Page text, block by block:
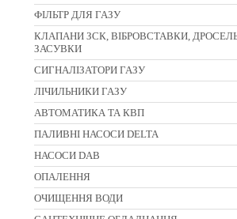
ФІЛЬТР ДЛЯ ГАЗУ
КЛАПАНИ ЗСК, ВІБРОВСТАВКИ,
ЗАСУВКИ
CИГНАЛІЗАТОРИ ГАЗУ
ЛІЧИЛЬНИКИ ГАЗУ
АВТОМАТИКА ТА КВП
ПАЛИВНІ НАСОСИ DELTA
НАСОСИ DAB
ОПАЛЕННЯ
ОЧИЩЕННЯ ВОДИ